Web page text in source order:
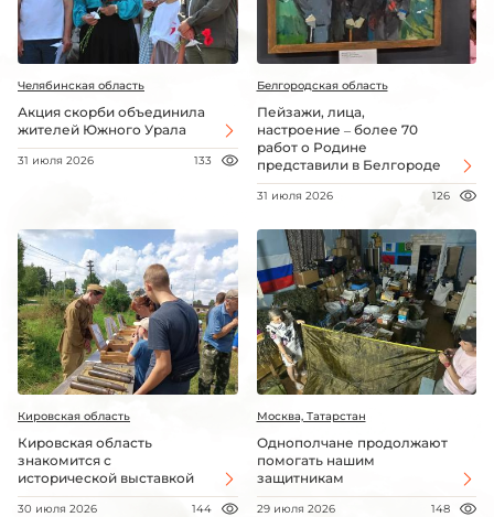
Челябинская область
Акция скорби объединила
жителей Южного Урала
31 июля 2026 133
Белгородская область
Пейзажи, лица,
настроение – более 70
работ о Родине
представили в Белгороде
31 июля 2026 126
Кировская область
Кировская область
знакомится с
исторической выставкой
30 июля 2026 144
Москва, Татарстан
Однополчане продолжают
помогать нашим
защитникам
29 июля 2026 148